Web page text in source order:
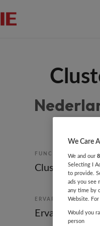
FUNCTIE
ERVARING
Ervaren
We Care
We and our
Selecting I
to provide.
ads you see
any time by
Website.
Would you
person